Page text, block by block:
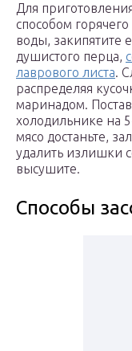
Для
способом
воды, закипятите
душистого перца,
лаврового листа.
распределяя
маринадом.
холодильнике на
мясо достаньте,
удалить излишки
высушите.
Способы